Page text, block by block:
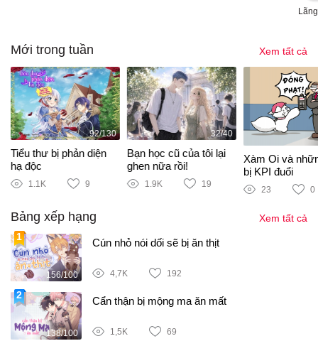
Mới trong tuần Xem tất cả
92/130
Tiểu thư bị phản diện
hạ độc
1.1K 9
32/40
Bạn học cũ của tôi lại
ghen nữa rồi!
1.9K 19
Xàm Oi và
bị KPI đuổi
23 0
Bảng xếp hạng Xem tất cả
156/100
Cún nhỏ nói dối sẽ bị ăn thịt
4,7K 192
138/100
Cẩn thận bị mộng ma ăn mất
1,5K 69